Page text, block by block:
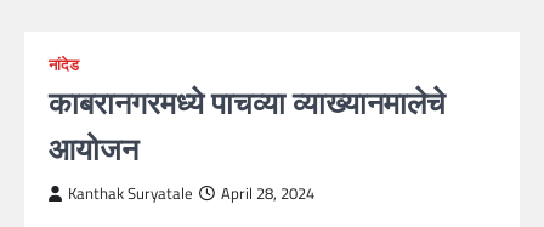
नांदेड
काबरानगरमध्ये पाचव्या व्याख्यानमालेचे
आयोजन
Kanthak Suryatale April 28, 2024